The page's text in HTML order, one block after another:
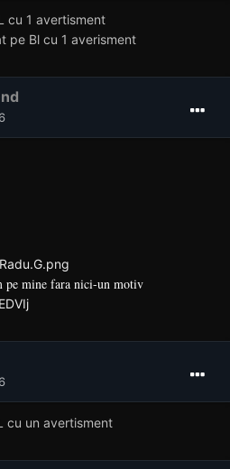
cu 1 avertisment
pe Bl cu 1 averisment
pe mine fara nici-un motiv
cu un avertisment